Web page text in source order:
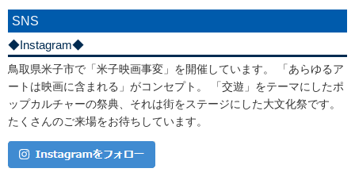
SNS
◆Instagram◆
鳥取県米子市で「米子映画事変」を開催しています。 「あらゆるア
ートは映画に含まれる」がコンセプト。 「交遊」をテーマにしたポ
ップカルチャーの祭典、それは街をステージにした大文化祭です。
たくさんのご来場をお待ちしています。